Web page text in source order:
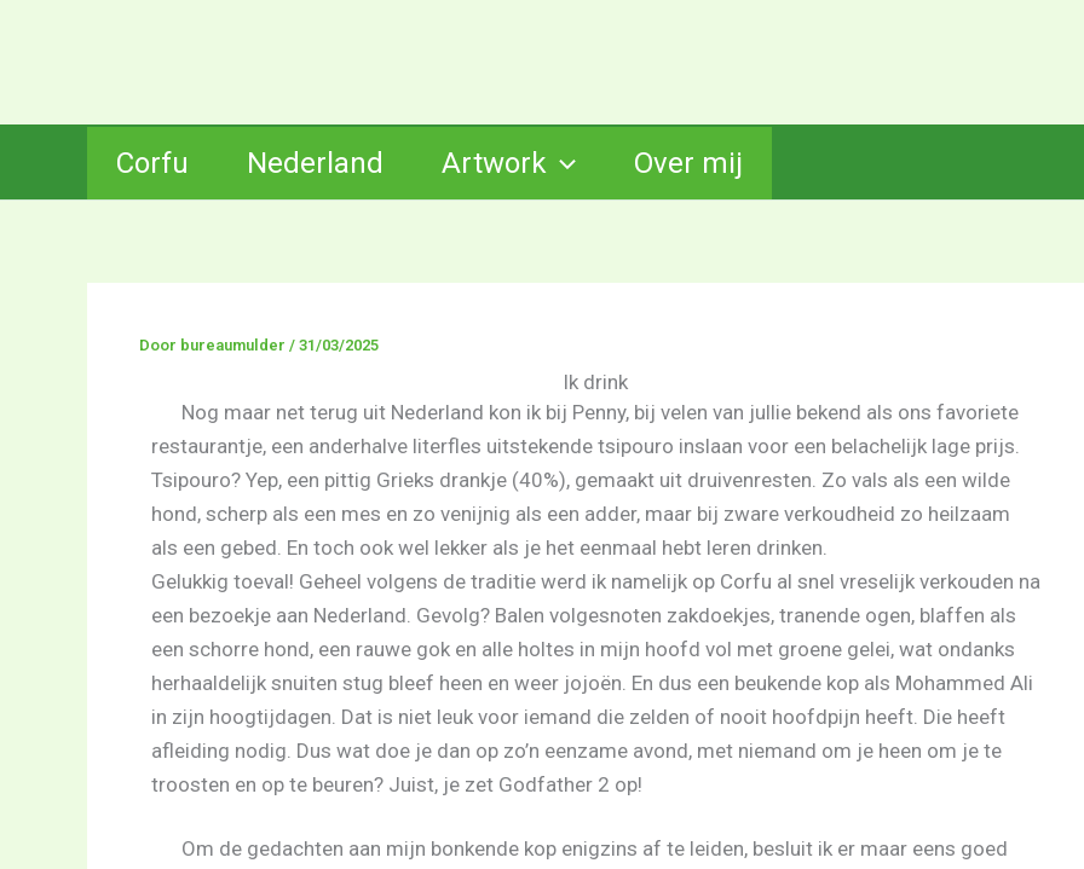
Corfu Nederland Artwork Over mij
Door bureaumulder / 31/03/2025
Ik drink
Nog maar net terug uit Nederland kon ik bij Penny, bij velen van jullie bekend als ons favoriete
restaurantje, een anderhalve literfles uitstekende tsipouro inslaan voor een belachelijk lage prijs.
Tsipouro? Yep, een pittig Grieks drankje (40%), gemaakt uit druivenresten. Zo vals als een wilde
hond, scherp als een mes en zo venijnig als een adder, maar bij zware verkoudheid zo heilzaam
als een gebed. En toch ook wel lekker als je het eenmaal hebt leren drinken.
Gelukkig toeval! Geheel volgens de traditie werd ik namelijk op Corfu al snel vreselijk verkouden na
een bezoekje aan Nederland. Gevolg? Balen volgesnoten zakdoekjes, tranende ogen, blaffen als
een schorre hond, een rauwe gok en alle holtes in mijn hoofd vol met groene gelei, wat ondanks
herhaaldelijk snuiten stug bleef heen en weer jojoën. En dus een beukende kop als Mohammed Ali
in zijn hoogtijdagen. Dat is niet leuk voor iemand die zelden of nooit hoofdpijn heeft. Die heeft
afleiding nodig. Dus wat doe je dan op zo’n eenzame avond, met niemand om je heen om je te
troosten en op te beuren? Juist, je zet Godfather 2 op!
Om de gedachten aan mijn bonkende kop enigzins af te leiden, besluit ik er maar eens goed